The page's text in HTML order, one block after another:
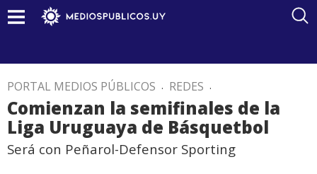
PORTAL MEDIOS PÚBLICOS . REDES .
Comienzan la semifinales de la
Liga Uruguaya de Básquetbol
Será con Peñarol-Defensor Sporting